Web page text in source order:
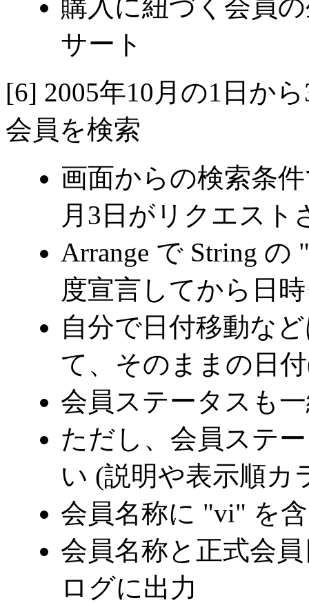
購入に紐づく会員
サート
[6] 2005年10月の1日か
会員を検索
画面からの検索条
月3日がリクエスト
Arrange で String の
度宣言してから日
自分で日付移動な
て、そのままの日
会員ステータスも
ただし、会員ステ
い (説明や表示順カ
会員名称に "vi" を
会員名称と正式会
ログに出力